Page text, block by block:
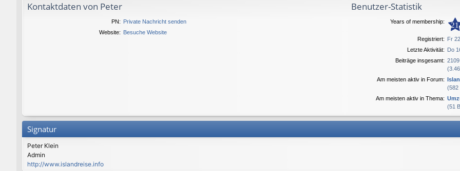
Kontaktdaten von Peter
PN: Private Nachricht senden
Website: Besuche Website
Benutzer-Statistik
Years of membership: 21
Registriert:
Fr
Letzte Aktivität:
Do
Beiträge insgesamt: 2109
Am meisten aktiv in Forum:
(582
Am meisten aktiv in Thema:
(51
Signatur
Peter Klein
Admin
http://www.islandreise.info